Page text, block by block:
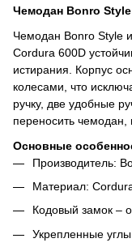
Чемодан Bonro
Чемодан Bonro Style
Cordura 600D
истирания. Корпус
колесами, что
ручку, две удобные
переносить чемодан,
Основные
Производитель:
Материал:
Кодовый замок –
Укрепленные углы